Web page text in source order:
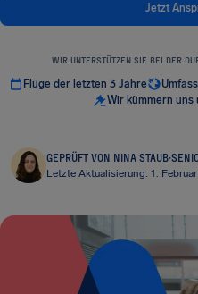
Jetzt
WIR UNTERSTÜTZEN SIE BEI DER
Flüge der letzten 3 Jahre
Wir kümmern uns
GEPRÜFT VON NINA STAUB·
Letzte Aktualisierung: 1.